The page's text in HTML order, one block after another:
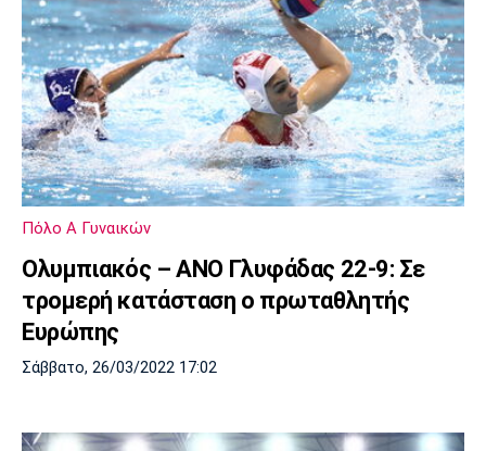
Πόλο Α Γυναικών
Ολυμπιακός – ΑΝΟ Γλυφάδας 22-9: Σε
τρομερή κατάσταση ο πρωταθλητής
Ευρώπης
Σάββατο, 26/03/2022 17:02